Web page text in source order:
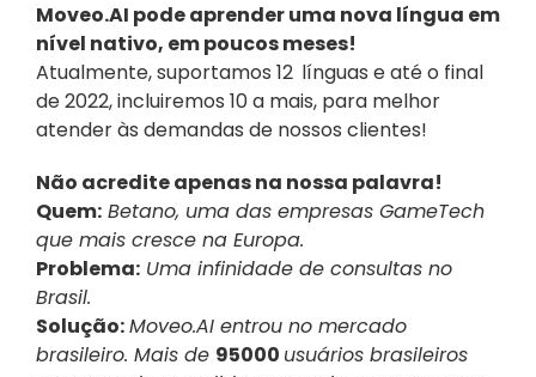
Moveo.AI pode aprender uma nova língua em
nível nativo, em poucos meses!
Atualmente, suportamos 12 línguas e até o final
de 2022, incluiremos 10 a mais, para melhor
atender às demandas de nossos clientes!
Não acredite apenas na nossa palavra!
Quem: Betano, uma das empresas GameTech
que mais cresce na Europa.
Problema: Uma infinidade de consultas no
Brasil.
Solução:Moveo.AI entrou no mercado
brasileiro. Mais de 95000 usuários brasileiros